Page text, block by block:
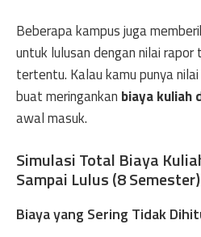
Beberapa kampus juga
untuk lulusan dengan nilai
tertentu. Kalau kamu punya
buat meringankan biaya kuliah
awal masuk.
Simulasi Total Biaya
Sampai Lulus (8 Semester)
Biaya yang Sering Tidak